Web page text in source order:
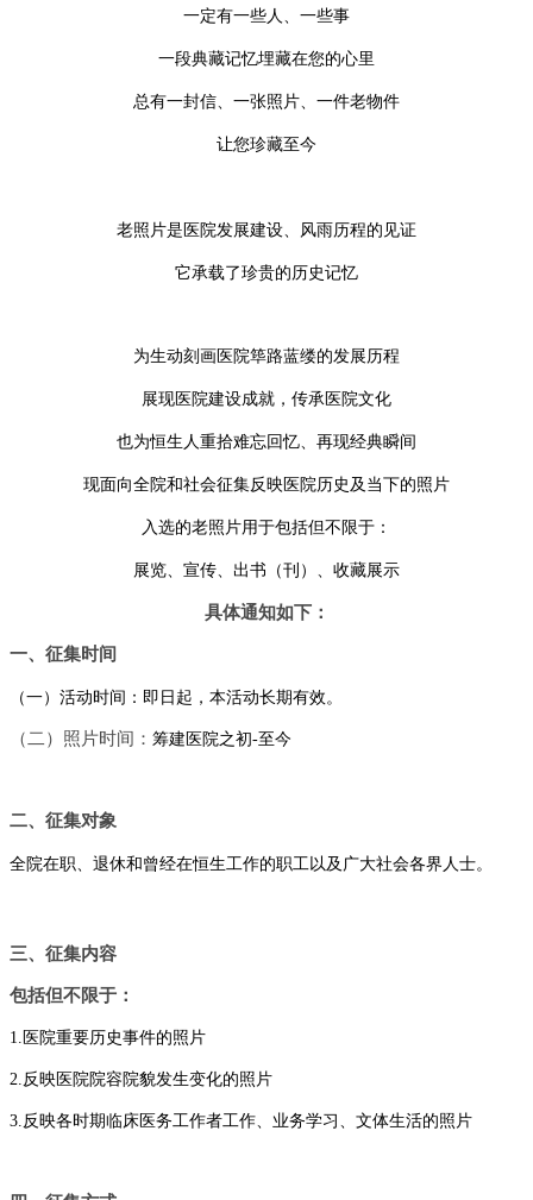
一定有一些人、一些事
一段典藏记忆埋藏在您的心里
总有一封信、一张照片、一件老物件
让您珍藏至今
老照片是医院发展建设、风雨历程的见证
它承载了珍贵的历史记忆
为生动刻画医院筚路蓝缕的发展历程
展现医院建设成就，传承医院文化
也为恒生人重拾难忘回忆、再现经典瞬间
现面向全院和社会征集反映医院历史及当下的照片
入选的老照片用于包括但不限于 ：
展览、宣传、出书（刊）、收藏展示
具体通知如下：
一、 征集时间
（一）活动时间：即日起，本活动长期有效。
（二）照片时间： 筹建医院之初-至今
二、征集对象
全院在职、退休和曾经在恒生工作的职工以及广大社会各界人士。
三、征集内容
包括但不限于 ：
1.医院重要历史事件的照片
2.反映医院院容院貌发生变化的照片
3.反映各时期临床医务工作者工作、业务学习、文体生活的照片